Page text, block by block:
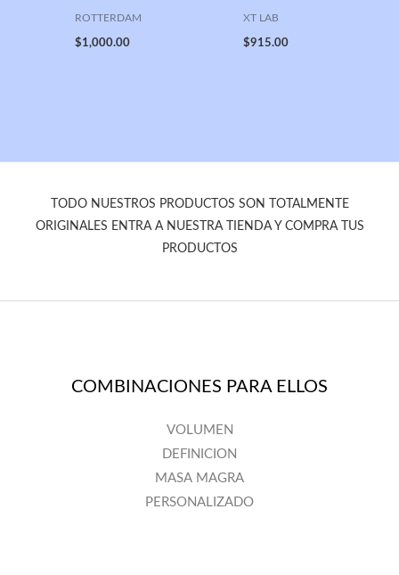
ROTTERDAM
$1,000.00
XT LAB
$915.00
TODO NUESTROS PRODUCTOS SON TOTALMENTE
ORIGINALES ENTRA A NUESTRA TIENDA Y COMPRA TUS
PRODUCTOS
COMBINACIONES PARA ELLOS
VOLUMEN
DEFINICION
MASA MAGRA
PERSONALIZADO